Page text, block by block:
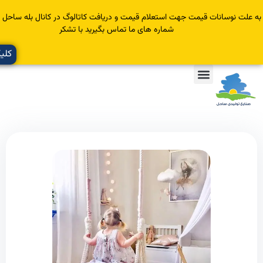
قیمت جهت استعلام قیمت و دریافت کاتالوگ در کانال بله ساحل عضو یا با
شماره های ما تماس بگیرید با تشکر
کلیک کنید